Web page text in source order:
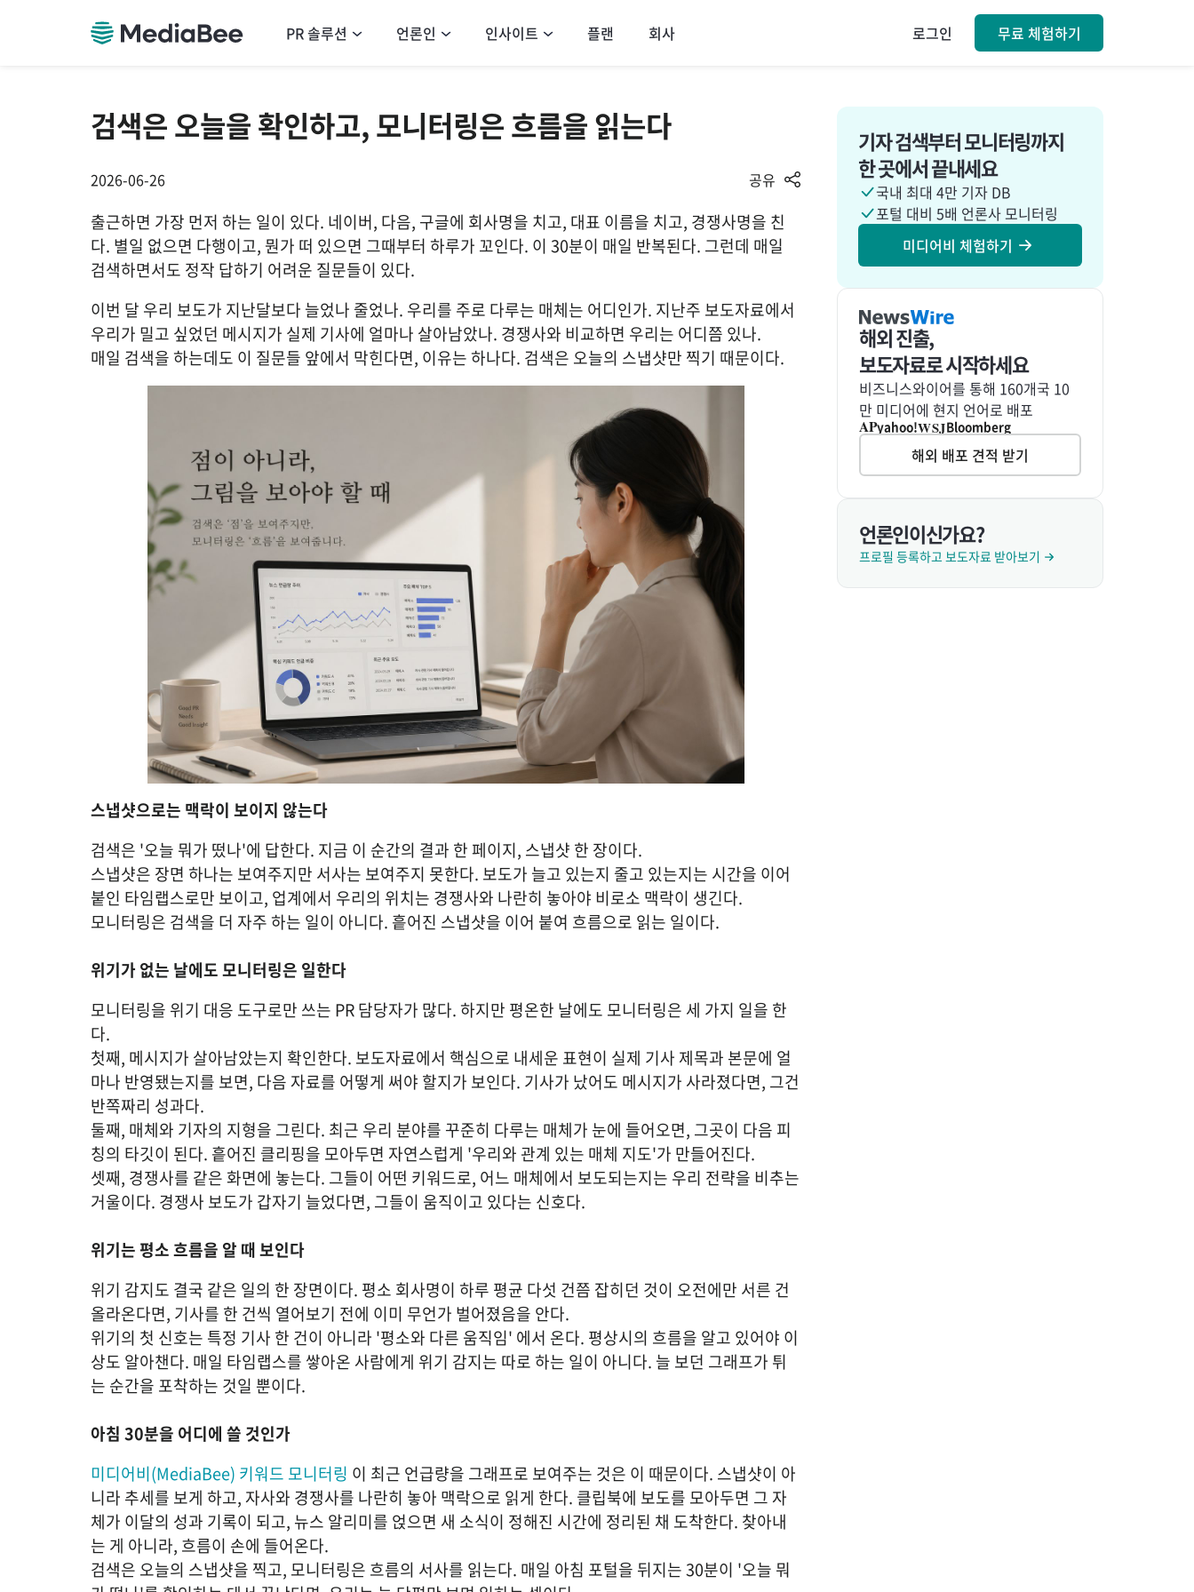
PR 솔루션 언론인 인사이트 플랜 회사 로그인 무료 체험하기
검색은 오늘을 확인하고, 모니터링은 흐름을 읽는다
2026-06-26 공유
출근하면 가장 먼저 하는 일이 있다. 네이버, 다음, 구글에 회사명을 치고, 대표 이름을 치고, 경쟁사명을 친
다. 별일 없으면 다행이고, 뭔가 떠 있으면 그때부터 하루가 꼬인다. 이 30분이 매일 반복된다. 그런데 매일
검색하면서도 정작 답하기 어려운 질문들이 있다.
이번 달 우리 보도가 지난달보다 늘었나 줄었나. 우리를 주로 다루는 매체는 어디인가. 지난주 보도자료에서
우리가 밀고 싶었던 메시지가 실제 기사에 얼마나 살아남았나. 경쟁사와 비교하면 우리는 어디쯤 있나.
매일 검색을 하는데도 이 질문들 앞에서 막힌다면, 이유는 하나다. 검색은 오늘의 스냅샷만 찍기 때문이다.
스냅샷으로는 맥락이 보이지 않는다
검색은 '오늘 뭐가 떴나'에 답한다. 지금 이 순간의 결과 한 페이지, 스냅샷 한 장이다.
스냅샷은 장면 하나는 보여주지만 서사는 보여주지 못한다. 보도가 늘고 있는지 줄고 있는지는 시간을 이어
붙인 타임랩스로만 보이고, 업계에서 우리의 위치는 경쟁사와 나란히 놓아야 비로소 맥락이 생긴다.
모니터링은 검색을 더 자주 하는 일이 아니다. 흩어진 스냅샷을 이어 붙여 흐름으로 읽는 일이다.
위기가 없는 날에도 모니터링은 일한다
모니터링을 위기 대응 도구로만 쓰는 PR 담당자가 많다. 하지만 평온한 날에도 모니터링은 세 가지 일을 한
다.
첫째, 메시지가 살아남았는지 확인한다. 보도자료에서 핵심으로 내세운 표현이 실제 기사 제목과 본문에 얼
마나 반영됐는지를 보면, 다음 자료를 어떻게 써야 할지가 보인다. 기사가 났어도 메시지가 사라졌다면, 그건
반쪽짜리 성과다.
둘째, 매체와 기자의 지형을 그린다. 최근 우리 분야를 꾸준히 다루는 매체가 눈에 들어오면, 그곳이 다음 피
칭의 타깃이 된다. 흩어진 클리핑을 모아두면 자연스럽게 '우리와 관계 있는 매체 지도'가 만들어진다.
셋째, 경쟁사를 같은 화면에 놓는다. 그들이 어떤 키워드로, 어느 매체에서 보도되는지는 우리 전략을 비추는
거울이다. 경쟁사 보도가 갑자기 늘었다면, 그들이 움직이고 있다는 신호다.
위기는 평소 흐름을 알 때 보인다
위기 감지도 결국 같은 일의 한 장면이다. 평소 회사명이 하루 평균 다섯 건쯤 잡히던 것이 오전에만 서른 건
올라온다면, 기사를 한 건씩 열어보기 전에 이미 무언가 벌어졌음을 안다.
위기의 첫 신호는 특정 기사 한 건이 아니라 '평소와 다른 움직임' 에서 온다. 평상시의 흐름을 알고 있어야 이
상도 알아챈다. 매일 타임랩스를 쌓아온 사람에게 위기 감지는 따로 하는 일이 아니다. 늘 보던 그래프가 튀
는 순간을 포착하는 것일 뿐이다.
아침 30분을 어디에 쓸 것인가
미디어비(MediaBee) 키워드 모니터링 이 최근 언급량을 그래프로 보여주는 것은 이 때문이다. 스냅샷이 아
니라 추세를 보게 하고, 자사와 경쟁사를 나란히 놓아 맥락으로 읽게 한다. 클립북에 보도를 모아두면 그 자
체가 이달의 성과 기록이 되고, 뉴스 알리미를 얹으면 새 소식이 정해진 시간에 정리된 채 도착한다. 찾아내
는 게 아니라, 흐름이 손에 들어온다.
검색은 오늘의 스냅샷을 찍고, 모니터링은 흐름의 서사를 읽는다. 매일 아침 포털을 뒤지는 30분이 '오늘 뭐
기자 검색부터 모니터링까지
한 곳에서 끝내세요
국내 최대 4만 기자 DB
포털 대비 5배 언론사 모니터링
미디어비 체험하기
해외 진출,
보도자료로 시작하세요
비즈니스와이어를 통해 160개국 10
만 미디어에 현지 언어로 배포
APyahoo!WSJBloomberg
해외 배포 견적 받기
언론인이신가요?
프로필 등록하고 보도자료 받아보기